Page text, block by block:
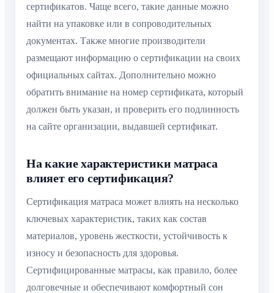
сертификатов. Чаще всего, такие данные можно
найти на упаковке или в сопроводительных
документах. Также многие производители
размещают информацию о сертификации на своих
официальных сайтах. Дополнительно можно
обратить внимание на номер сертификата, который
должен быть указан, и проверить его подлинность
на сайте организации, выдавшей сертификат.
На какие характеристики матраса
влияет его сертификация?
Сертификация матраса может влиять на несколько
ключевых характеристик, таких как состав
материалов, уровень жесткости, устойчивость к
износу и безопасность для здоровья.
Сертифицированные матрасы, как правило, более
долговечные и обеспечивают комфортный сон